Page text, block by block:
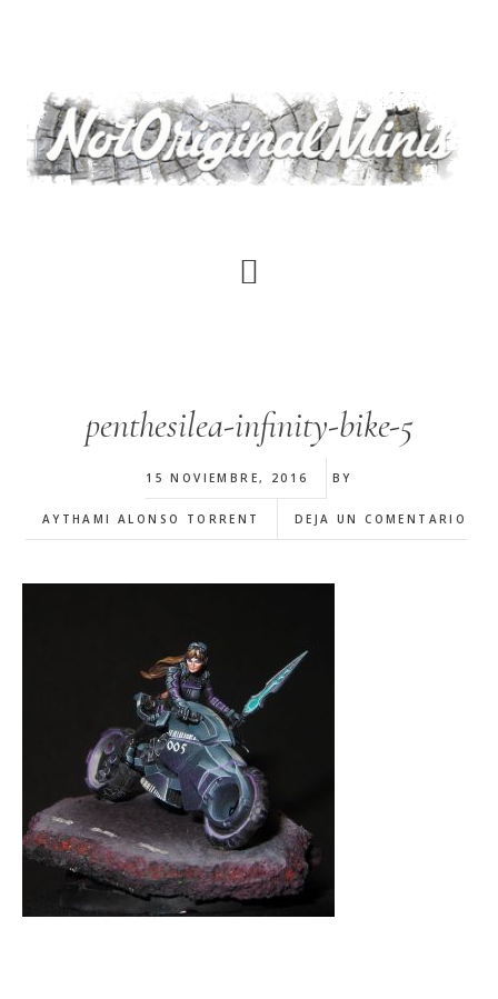
principal
penthesilea-infinity-bike-5
15 NOVIEMBRE, 2016 BY
AYTHAMI ALONSO TORRENT DEJA UN COMENTARIO